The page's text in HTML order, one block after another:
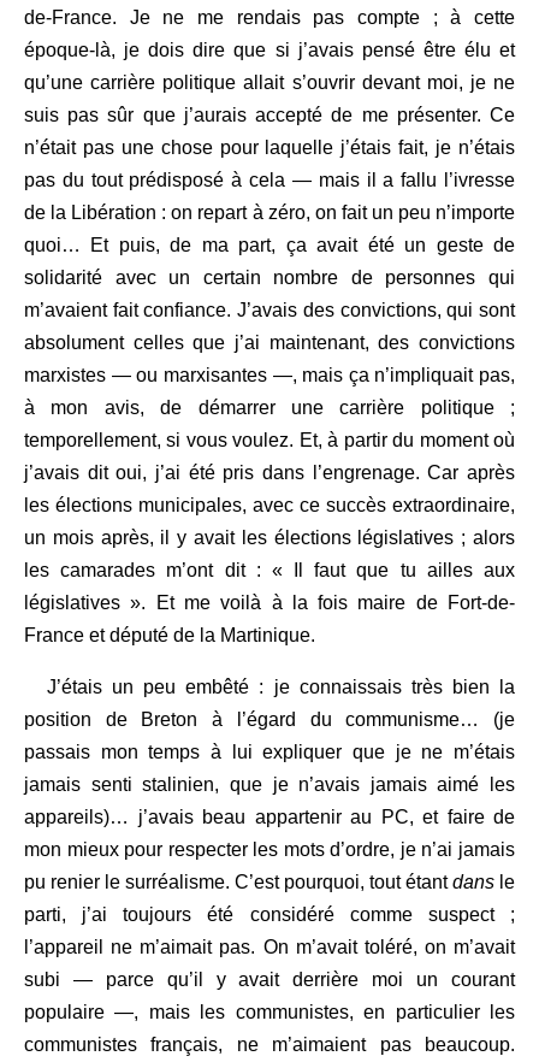
de-France. Je ne me rendais pas compte ; à cette
époque-là, je dois dire que si j’avais pensé être élu et
qu’une carrière politique allait s’ouvrir devant moi, je ne
suis pas sûr que j’aurais accepté de me présenter. Ce
n’était pas une chose pour laquelle j’étais fait, je n’étais
pas du tout prédisposé à cela — mais il a fallu l’ivresse
de la Libération : on repart à zéro, on fait un peu n’importe
quoi… Et puis, de ma part, ça avait été un geste de
solidarité avec un certain nombre de personnes qui
m’avaient fait confiance. J’avais des convictions, qui sont
absolument celles que j’ai maintenant, des convictions
marxistes — ou marxisantes —, mais ça n’impliquait pas,
à mon avis, de démarrer une carrière politique ;
temporellement, si vous voulez. Et, à partir du moment où
j’avais dit oui, j’ai été pris dans l’engrenage. Car après
les élections municipales, avec ce succès extraordinaire,
un mois après, il y avait les élections législatives ; alors
les camarades m’ont dit : « Il faut que tu ailles aux
législatives ». Et me voilà à la fois maire de Fort-de-
France et député de la Martinique.
J’étais un peu embêté : je connaissais très bien la
position de Breton à l’égard du communisme… (je
passais mon temps à lui expliquer que je ne m’étais
jamais senti stalinien, que je n’avais jamais aimé les
appareils)… j’avais beau appartenir au PC, et faire de
mon mieux pour respecter les mots d’ordre, je n’ai jamais
pu renier le surréalisme. C’est pourquoi, tout étantdans le
parti, j’ai toujours été considéré comme suspect ;
l’appareil ne m’aimait pas. On m’avait toléré, on m’avait
subi — parce qu’il y avait derrière moi un courant
populaire —, mais les communistes, en particulier les
communistes français, ne m’aimaient pas beaucoup.